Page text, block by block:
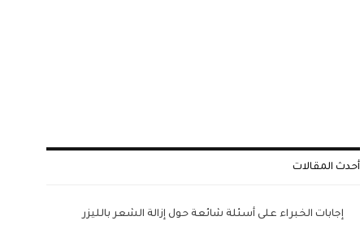
أحدث المقالات
إجابات الخبراء على أسئلة شائعة حول إزالة الشعر بالليزر